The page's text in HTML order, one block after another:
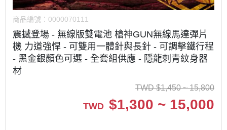
商品編號： 0000070111
震撼登場 - 無線版雙電池 槍神GUN無線馬達彈片
機 力道強悍 - 可雙用一體針與長針 - 可調擊鐵行程
- 黑金銀顏色可選 - 全套組供應 - 隱龍刺青紋身器
材
TWD $1,450 ~ 15,800
TWD $1,300 ~ 15,000